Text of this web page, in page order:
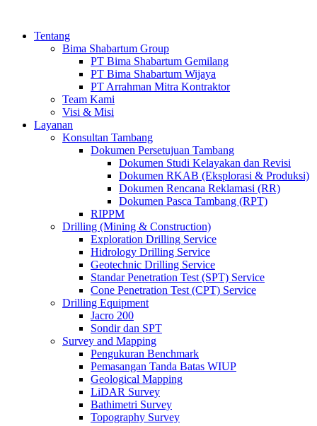
Tentang
Bima Shabartum Group
PT Bima Shabartum Gemilang
PT Bima Shabartum Wijaya
PT Arrahman Mitra Kontraktor
Team Kami
Visi & Misi
Layanan
Konsultan Tambang
Dokumen Persetujuan Tambang
Dokumen Studi Kelayakan dan Revisi
Dokumen RKAB (Eksplorasi & Produksi)
Dokumen Rencana Reklamasi (RR)
Dokumen Pasca Tambang (RPT)
RIPPM
Drilling (Mining & Construction)
Exploration Drilling Service
Hidrology Drilling Service
Geotechnic Drilling Service
Standar Penetration Test (SPT) Service
Cone Penetration Test (CPT) Service
Drilling Equipment
Jacro 200
Sondir dan SPT
Survey and Mapping
Pengukuran Benchmark
Pemasangan Tanda Batas WIUP
Geological Mapping
LiDAR Survey
Bathimetri Survey
Topography Survey